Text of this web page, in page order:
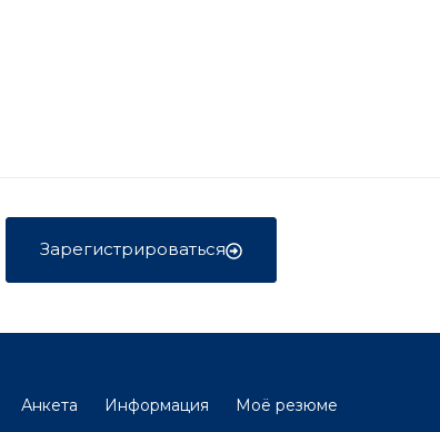
Зарегистрироваться
Анкета Информация
Моё резюме